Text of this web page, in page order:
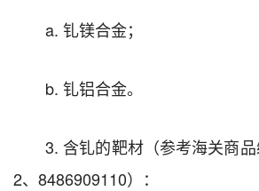
a. 钆镁合金；
b. 钆铝合金。
3. 含钆的靶材（参考海关商
2、8486909110）：